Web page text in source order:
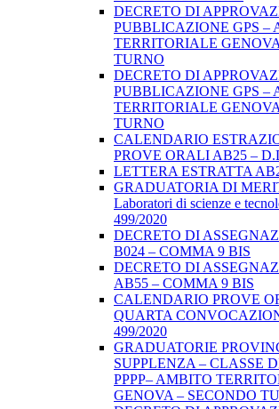
DECRETO DI
PUBBLICAZIONE GPS –
TERRITORIALE
TURNO
DECRETO DI
PUBBLICAZIONE GPS –
TERRITORIALE
TURNO
CALENDARIO
PROVE ORALI AB25 –
LETTERA ESTRATTA
GRADUATORIA DI
Laboratori di scienze e
499/2020
DECRETO DI
B024 – COMMA 9 BIS
DECRETO DI
AB55 – COMMA 9 BIS
CALENDARIO PROVE
QUARTA
499/2020
GRADUATORIE
SUPPLENZA – CLASSE
PPPP– AMBITO
GENOVA – SECONDO